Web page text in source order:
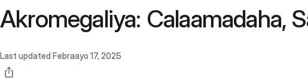
Akromegaliya: Calaamadaha,
Last updated Febraayo 17, 2025